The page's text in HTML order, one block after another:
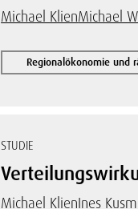
Michael KlienMichael
Regionalökonomie und
STUDIE
Michael KlienInes